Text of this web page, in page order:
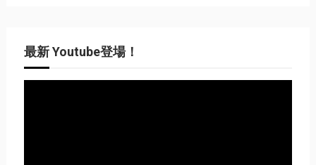
最新 Youtube登場！